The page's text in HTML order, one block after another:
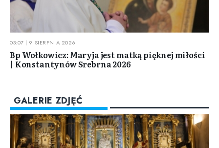
03:07 | 9 SIERPNIA 2026
Bp Wołkowicz: Maryja jest matką pięknej miłości
| Konstantynów Srebrna 2026
GALERIE ZDJĘĆ